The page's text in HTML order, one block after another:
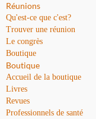
Réunions
Qu'est-ce que c'est?
Trouver une réunion
Le congrès
Boutique
Boutique
Accueil de la boutique
Livres
Revues
Professionnels de santé